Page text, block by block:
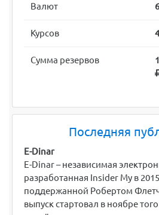
Валют
Курсов
Сумма резервов
Последняя
E-Dinar
E-Dinar – независимая
разработанная Insider My в
поддержанной Робертом
выпуск стартовал в ноябре